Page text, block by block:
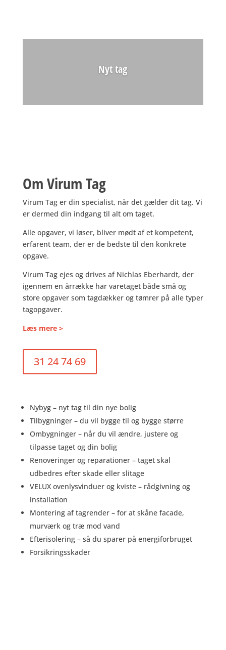
Nyt tag
Om Virum Tag
Virum Tag er din specialist, når det gælder dit tag. Vi
er dermed din indgang til alt om taget.
Alle opgaver, vi løser, bliver mødt af et kompetent,
erfarent team, der er de bedste til den konkrete
opgave.
Virum Tag ejes og drives af Nichlas Eberhardt, der
igennem en årrække har varetaget både små og
store opgaver som tagdækker og tømrer på alle typer
tagopgaver.
Læs mere >
31 24 74 69
Nybyg – nyt tag til din nye bolig
Tilbygninger – du vil bygge til og bygge større
Ombygninger – når du vil ændre, justere og
tilpasse taget og din bolig
Renoveringer og reparationer – taget skal
udbedres efter skade eller slitage
VELUX ovenlysvinduer og kviste – rådgivning og
installation
Montering af tagrender – for at skåne facade,
murværk og træ mod vand
Efterisolering – så du sparer på energiforbruget
Forsikringsskader